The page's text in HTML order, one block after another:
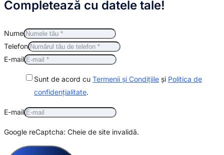
Completează cu datele tale!
Nume
Telefon
E-mail
Sunt de acord cu Termenii și Condițiile și Politica de
confidențialitate.
E-mail
Google reCaptcha: Cheie de site invalidă.